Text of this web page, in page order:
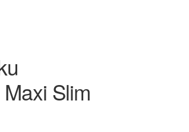
Slim